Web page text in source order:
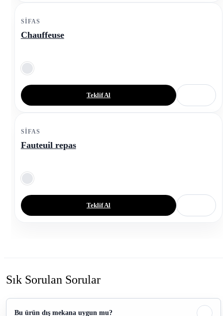
SIFAS
Chauffeuse
Teklif Al
SIFAS
Fauteuil repas
Teklif Al
Sık Sorulan Sorular
Bu ürün dış mekana uygun mu?